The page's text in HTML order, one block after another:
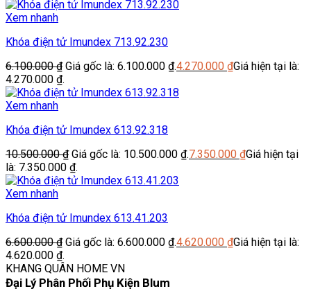
Xem nhanh
Khóa điện tử Imundex 713.92.230
6.100.000₫ Giá gốc là: 6.100.000 ₫.4.270.000 ₫Giá hiện tại là:
4.270.000 ₫.
Xem nhanh
Khóa điện tử Imundex 613.92.318
10.500.000₫ Giá gốc là: 10.500.000 ₫.7.350.000 ₫Giá hiện tại
là: 7.350.000 ₫.
Xem nhanh
Khóa điện tử Imundex 613.41.203
6.600.000₫ Giá gốc là: 6.600.000 ₫.4.620.000 ₫Giá hiện tại là:
4.620.000 ₫.
KHANG QUÂN HOME VN
Đại Lý Phân Phối Phụ Kiện Blum